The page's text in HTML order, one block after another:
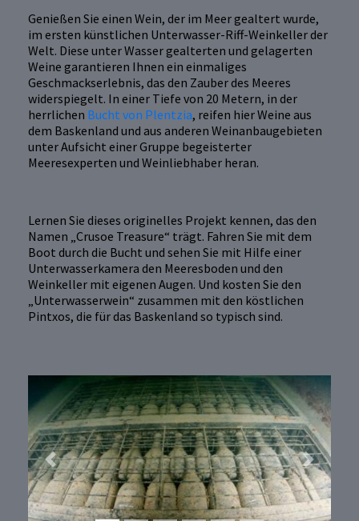
Genießen Sie einen Wein, der im Meer gealtert wurde,
im ersten künstlichen Unterwasser-Riff-Weinkeller der
Welt. Diese unter Wasser gealterten und gelagerten
Weine garantieren Ihnen ein einmaliges
Geschmackserlebnis, das den Zauber des Meeres
widerspiegelt. In einer Tiefe von 20 Metern, in der
herrlichen Bucht von Plentzia, reifen hier Weine aus
dem Baskenland und aus anderen Weinanbaugebieten
unter Aufsicht einer Gruppe begeisterter
Meeresexperten und Weinliebhaber heran.
Lernen Sie dieses originelles Projekt kennen, das den
Namen „Crusoe Treasure“ trägt. Fahren Sie mit dem
Boot durch die Bucht und sehen Sie mit Hilfe einer
Unterwasserkamera den Meeresboden und den
Weinkeller mit eigenen Augen. Und kosten Sie den
„Unterwasserwein“ zusammen mit den köstlichen
Pintxos, die für das Baskenland so typisch sind.
Previous Next